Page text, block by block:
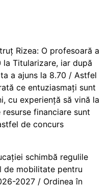
Rizea: O profesoară a
la Titularizare, iar după
a ajuns la 8.70 / Astfel
ce entuziasmați sunt
cu experiență să vină la
financiare sunt
de concurs
schimbă regulile
de mobilitate pentru
2027 / Ordinea în